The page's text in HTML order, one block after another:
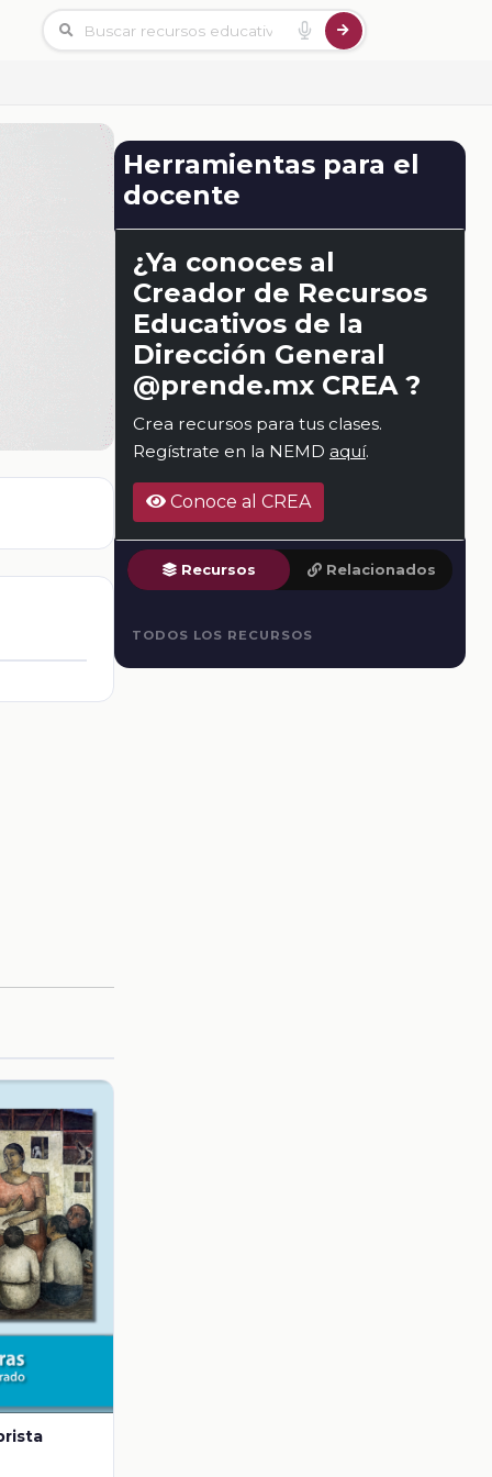
Herramientas para el
docente
¿Ya conoces al
Creador de Recursos
Educativos de la
Dirección General
@prende.mx CREA ?
Crea recursos para tus clases.
Regístrate en la NEMD aquí.
Conoce al CREA
Recursos Relacionados
TODOS LOS RECURSOS